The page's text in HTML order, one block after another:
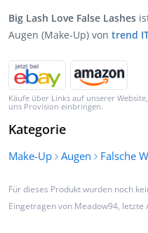
Big Lash Love False Lashes
Augen (Make-Up) von trend
Käufe über Links auf unserer
uns Provision einbringen.
Kategorie
Make-Up Augen Falsche
Für dieses Produkt wurden noch
Eingetragen von Meadow94, letzte